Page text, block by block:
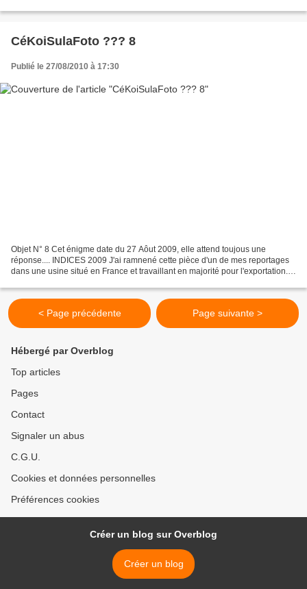
CéKoiSulaFoto ??? 8
Publié le 27/08/2010 à 17:30
Objet N° 8 Cet énigme date du 27 Aôut 2009, elle attend toujous une
réponse.... INDICES 2009 J'ai ramnené cette pièce d'un de mes reportages
dans une usine situé en France et travaillant en majorité pour l'exportation.
< Page précédente Page suivante >
Hébergé par Overblog
Top articles
Pages
Contact
Signaler un abus
C.G.U.
Cookies et données personnelles
Préférences cookies
Créer un blog sur Overblog
Créer un blog